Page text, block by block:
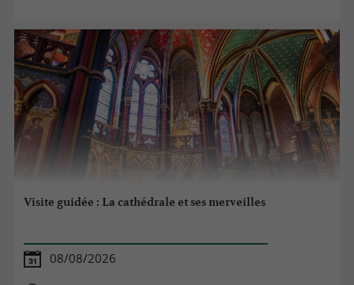
Visite guidée : La cathédrale et ses merveilles
08/08/2026